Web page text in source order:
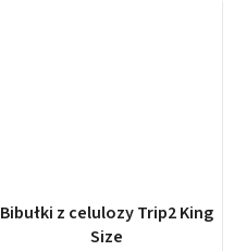
Bibułki z celulozy Trip2 King
Size